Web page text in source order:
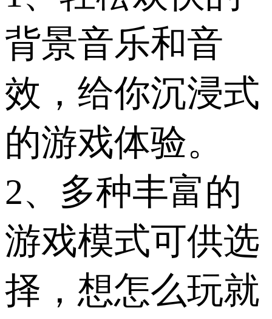
背景音乐和音
效，给你沉浸式
的游戏体验。
2、多种丰富的
游戏模式可供选
择，想怎么玩就